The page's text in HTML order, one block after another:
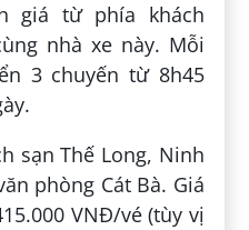
giá từ phía khách
nhà xe này. Mỗi
3 chuyến từ 8h45
sạn Thế Long, Ninh
phòng Cát Bà. Giá
VNĐ/vé (tùy vị